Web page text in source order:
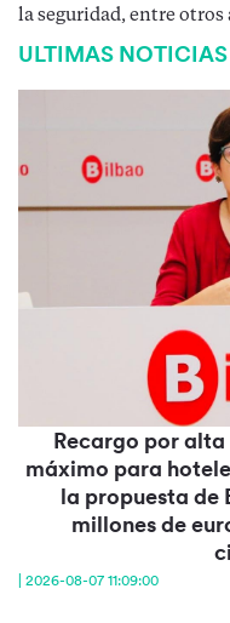
la seguridad, entre otros
ULTIMAS NOTICIAS
Recargo por
máximo para
la propuesta de
millones de
| 2026-08-07 11:09:00